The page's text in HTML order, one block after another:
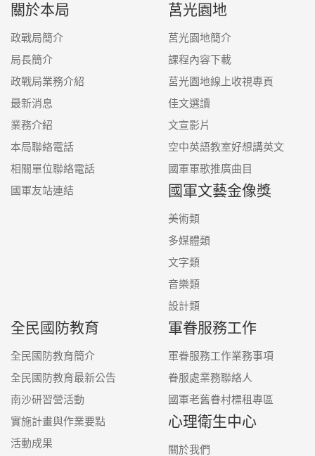
關於本局
政戰局簡介
局長簡介
政戰局業務介紹
最新消息
業務介紹
本局聯絡電話
相關單位聯絡電話
國軍友站連結
莒光園地
莒光園地簡介
課程內容下載
莒光園地線上收視專頁
佳文選讀
文宣影片
空中英語教室好想講英文
國軍軍歌推廣曲目
國軍文藝金像獎
美術類
多媒體類
文字類
音樂類
設計類
全民國防教育
全民國防教育簡介
全民國防教育最新公告
南沙研習營活動
實施計畫與作業要點
活動成果
軍眷服務工作
軍眷服務工作業務事項
眷服處業務聯絡人
國軍老舊眷村標租專區
心理衛生中心
關於我們